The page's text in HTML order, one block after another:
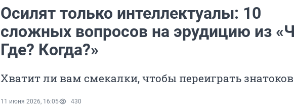
Осилят только интеллектуалы: 10
сложных вопросов на эрудицию из
Где? Когда?»
Хватит ли вам смекалки, чтобы переиграть знатоков
11 июня 2026, 16:05 430